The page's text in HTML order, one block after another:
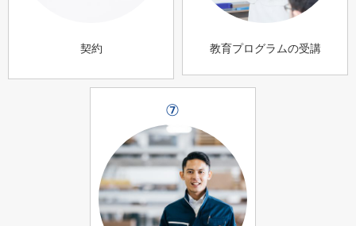
契約 教育プログラムの受講
⑦